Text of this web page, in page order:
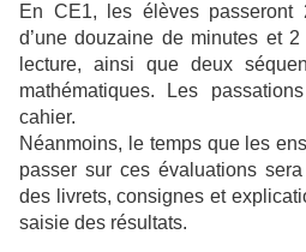
En CE1, les élèves passeront
d’une douzaine de minutes et
lecture, ainsi que deux
mathématiques. Les
cahier.
Néanmoins, le temps que les
passer sur ces évaluations
des livrets, consignes et
saisie des résultats.